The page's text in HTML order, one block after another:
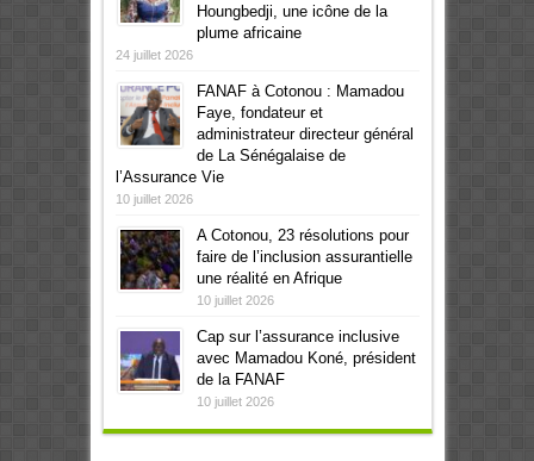
Houngbedji, une icône de la
plume africaine
24 juillet 2026
FANAF à Cotonou : Mamadou
Faye, fondateur et
administrateur directeur général
de La Sénégalaise de
l’Assurance Vie
10 juillet 2026
A Cotonou, 23 résolutions pour
faire de l’inclusion assurantielle
une réalité en Afrique
10 juillet 2026
Cap sur l’assurance inclusive
avec Mamadou Koné, président
de la FANAF
10 juillet 2026